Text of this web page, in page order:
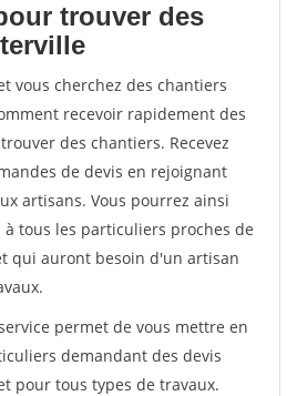
trouver des
vous cherchez des chantiers
recevoir rapidement des
des chantiers. Recevez
de devis en rejoignant
artisans. Vous pourrez ainsi
à tous les particuliers proches de
qui auront besoin d'un artisan
permet de vous mettre en
demandant des devis
pour tous types de travaux.